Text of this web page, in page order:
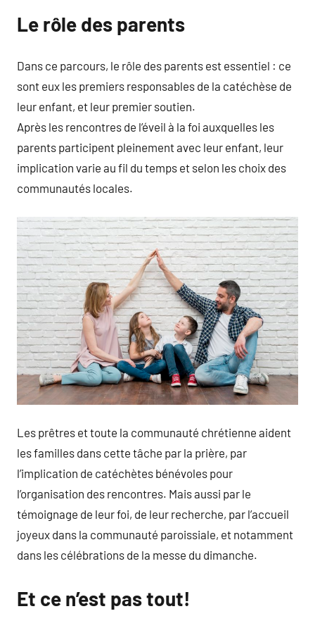
Le rôle des parents
Dans ce parcours, le rôle des parents est essentiel : ce
sont eux les premiers responsables de la catéchèse de
leur enfant, et leur premier soutien.
Après les rencontres de l’éveil à la foi auxquelles les
parents participent pleinement avec leur enfant, leur
implication varie au fil du temps et selon les choix des
communautés locales.
Les prêtres et toute la communauté chrétienne aident
les familles dans cette tâche par la prière, par
l’implication de catéchètes bénévoles pour
l’organisation des rencontres. Mais aussi par le
témoignage de leur foi, de leur recherche, par l’accueil
joyeux dans la communauté paroissiale, et notamment
dans les célébrations de la messe du dimanche.
Et ce n’est pas tout!